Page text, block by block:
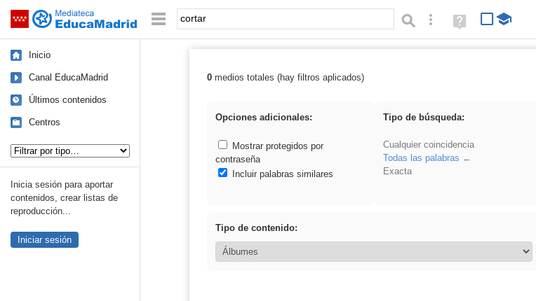
Saltar navegación Palabra o frase: Búsqueda avanzada
Ayuda
(en
Inicio
Canal EducaMadrid
Últimos contenidos
Centros
Inicia sesión para aportar
contenidos, crear listas de
reproducción...
Iniciar sesión
Resultados de: cortar
0medios totales (hay filtros aplicados)
Opciones adicionales:
Mostrar protegidos por
contraseña
Incluir palabras similares
Tipo de búsqueda:
Cualquier coincidencia
Todas las palabras
Exacta
Tipo de contenido: